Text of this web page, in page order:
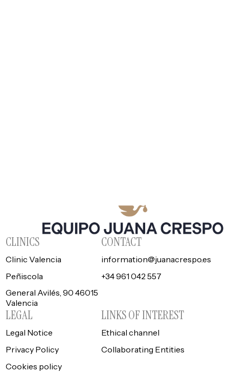
CLINICS
Clinic Valencia
Peñiscola
General Avilés, 90 46015
Valencia
CONTACT
information@juanacrespo.es
+34 961 042 557
LEGAL
Legal Notice
Privacy Policy
Cookies policy
LINKS OF INTEREST
Ethical channel
Collaborating Entities